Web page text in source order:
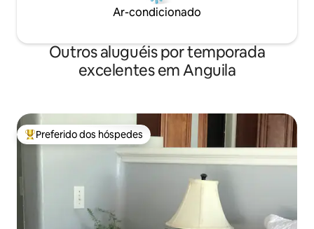
Ar-condicionado
Outros aluguéis por temporada
excelentes em Anguila
Entre os melhores preferidos dos hóspedes
Preferido dos hóspedes